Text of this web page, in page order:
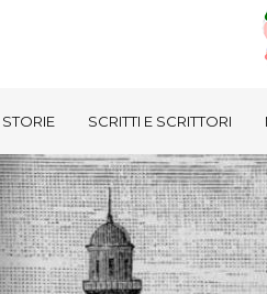
STORIE SCRITTI E SCRITTORI